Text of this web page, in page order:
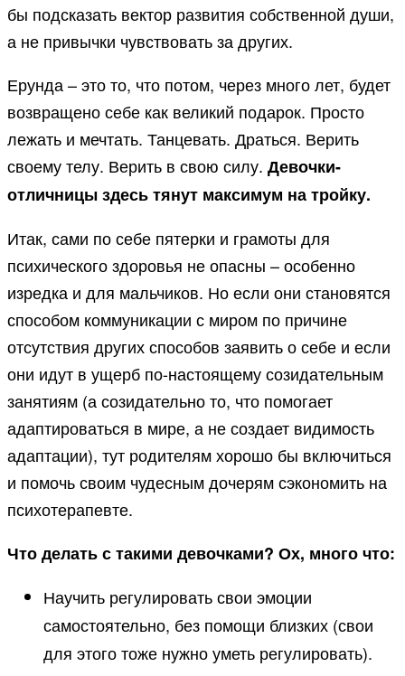
бы подсказать вектор развития собственной души,
а не привычки чувствовать за других.
Ерунда – это то, что потом, через много лет, будет
возвращено себе как великий подарок. Просто
лежать и мечтать. Танцевать. Драться. Верить
своему телу. Верить в свою силу. Девочки-
отличницы здесь тянут максимум на тройку.
Итак, сами по себе пятерки и грамоты для
психического здоровья не опасны – особенно
изредка и для мальчиков. Но если они становятся
способом коммуникации с миром по причине
отсутствия других способов заявить о себе и если
они идут в ущерб по-настоящему созидательным
занятиям (а созидательно то, что помогает
адаптироваться в мире, а не создает видимость
адаптации), тут родителям хорошо бы включиться
и помочь своим чудесным дочерям сэкономить на
психотерапевте.
Что делать с такими девочками? Ох, много что:
Научить регулировать свои эмоции
самостоятельно, без помощи близких (свои
для этого тоже нужно уметь регулировать).